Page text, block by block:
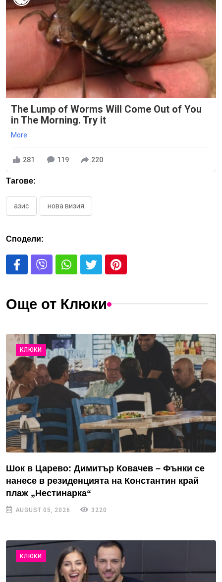
The Lump of Worms Will Come Out of You
in The Morning. Try it
More
281 119 220
Тагове:
азис нова визия
Сподели:
Още от Клюки
КЛЮКИ
Шок в Царево: Димитър Ковачев – Фънки се
нанесе в резиденцията на Константин край
плаж „Нестинарка“
AUGUST 05, 2026 3220
КЛЮКИ